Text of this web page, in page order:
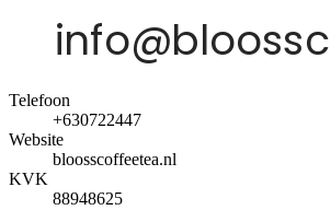
Telefoon
+630722447
Website
bloosscoffeetea.nl
KVK
88948625